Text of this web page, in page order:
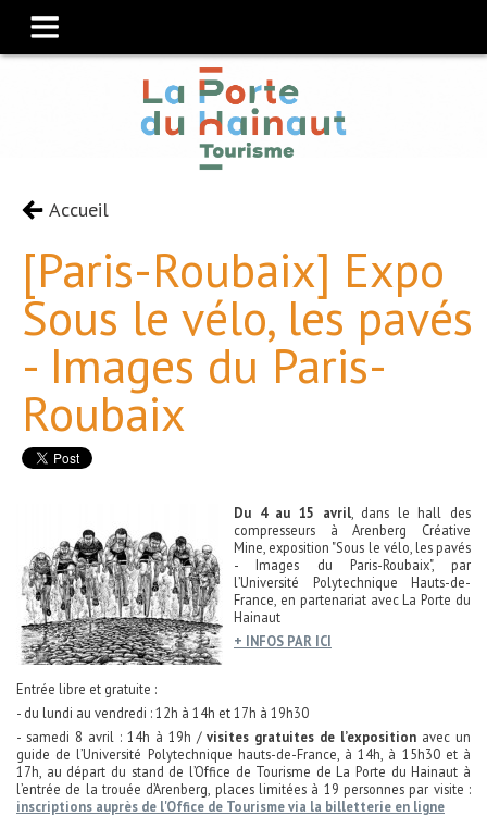
Accueil
[Paris-Roubaix] Expo
Sous le vélo, les pavés
- Images du Paris-
Roubaix
Du 4 au 15 avril, dans le hall des
compresseurs à Arenberg Créative
Mine, exposition "Sous le vélo, les pavés
- Images du Paris-Roubaix", par
l’Université Polytechnique Hauts-de-
France, en partenariat avec La Porte du
Hainaut
+ INFOS PAR ICI
Entrée libre et gratuite :
- du lundi au vendredi : 12h à 14h et 17h à 19h30
- samedi 8 avril : 14h à 19h / visites gratuites de l’exposition avec un
guide de l’Université Polytechnique hauts-de-France, à 14h, à 15h30 et à
17h, au départ du stand de l’Office de Tourisme de La Porte du Hainaut à
l’entrée de la trouée d’Arenberg, places limitées à 19 personnes par visite :
inscriptions auprès de l'Office de Tourisme via la billetterie en ligne